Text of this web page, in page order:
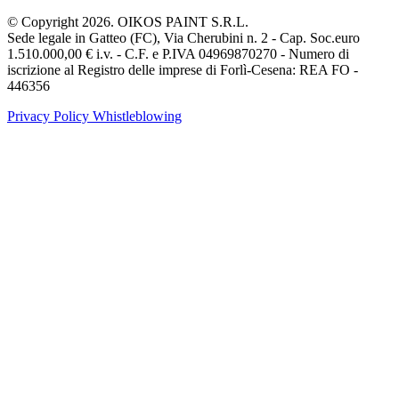
© Copyright 2026. OIKOS PAINT S.R.L.
Sede legale in Gatteo (FC), Via Cherubini n. 2 - Cap. Soc.euro
1.510.000,00 € i.v. - C.F. e P.IVA 04969870270 - Numero di
iscrizione al Registro delle imprese di Forlì-Cesena: REA FO -
446356
Privacy Policy Whistleblowing